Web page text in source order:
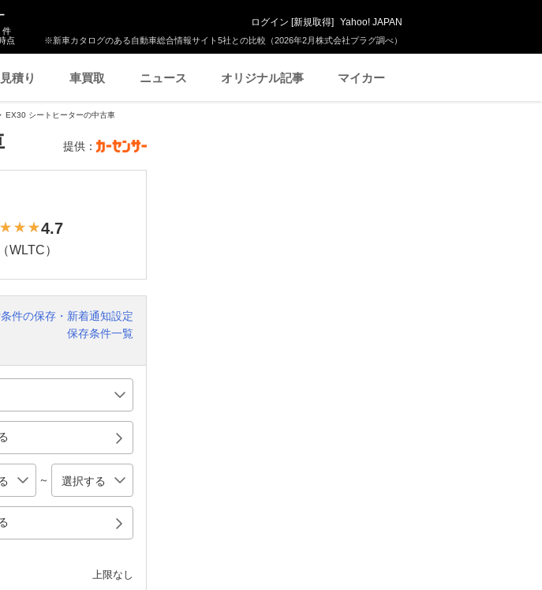
※新車カタログのある自動車総合情報サイト5社との比較（2026年2月株式会社プラグ調べ）
件
点
ログイン [新規取得] Yahoo! JAPAN
積り 車買取 ニュース オリジナル記事 マイカー
EX30 シートヒーターの中古車
提供：
4.7
WLTC）
件の保存・新着通知設定
保存条件一覧
～
上限なし